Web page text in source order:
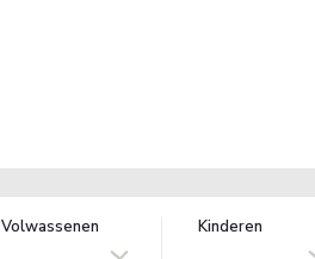
Volwassenen Kinderen